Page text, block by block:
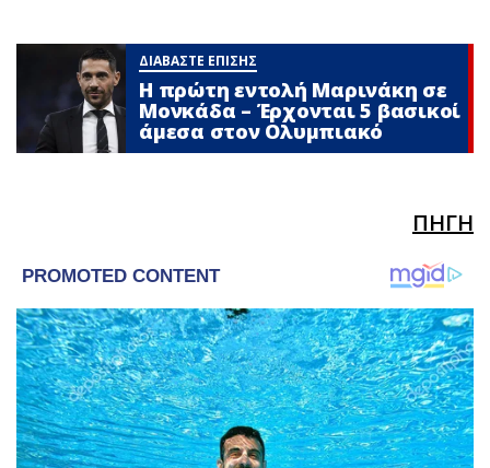
ΔΙΑΒΑΣΤΕ ΕΠΙΣΗΣ
Η πρώτη εντολή Μαρινάκη σε
Μονκάδα – Έρχονται 5 βασικοί
άμεσα στον Ολυμπιακό
ΠΗΓΗ